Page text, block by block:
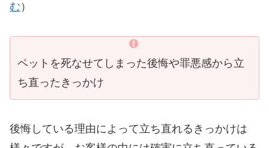
む ）
ペットを死なせてしまった後悔や罪悪感から立
ち直ったきっかけ
後悔している理由によって立ち直れるきっかけは